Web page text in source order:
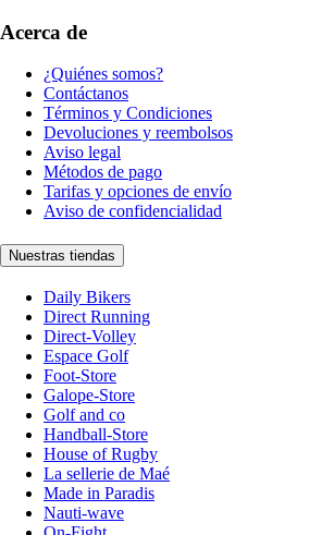
Acerca de
¿Quiénes somos?
Contáctanos
Términos y Condiciones
Devoluciones y reembolsos
Aviso legal
Métodos de pago
Tarifas y opciones de envío
Aviso de confidencialidad
Nuestras tiendas
Daily Bikers
Direct Running
Direct-Volley
Espace Golf
Foot-Store
Galope-Store
Golf and co
Handball-Store
House of Rugby
La sellerie de Maé
Made in Paradis
Nauti-wave